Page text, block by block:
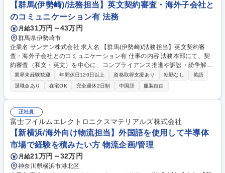
理 など 募集職種 [大阪]英語対応ヘルプデスク/英語力が活かせる！/SCSK
グループ/福利厚生◎
【群馬(伊勢崎)/法務担当】英文契約審査・海外子会社と
のコミュニケーション有 法務
月給31万円～43万円
群馬県伊勢崎市
企業名 サンデン株式会社 求人名 【群馬(伊勢崎)/法務担当】英文契約審
査・海外子会社とのコミュニケーション有 仕事の内容 法務本部にて、契
約審査（和文・英文）を中心に、コンプライアンス推進や訴訟・紛争解決
対応などの法務実務全般をお任せします。海外子会社とのコミュニケーシ
ョンや国際法務で活躍できる環境です。 【詳細】(1)契約審査：和文およ
び英文の契約書作成（業務の8割、英文契約審査は月10件程度が目安） (2)
コンプライアンス：資料作成、研修活動（業務の1割） (3)訴訟・紛争：弁
護士への対応など解決に向けた対応（業務の1割） (4)その他法律関連業務
【業務の魅力】グローバル企業のため、海外子会社とのコミュニケーショ
ンなど国際法務の経験を積み、法的能力の向上が可能です。 募集職種
【群馬(伊勢崎)/法務担当】英文契約審査・海外子会社とのコミュニケーシ
ョン有
業界未経験歓迎 年間休日120日以上 資格取得支援あり 転勤なし
英語
退職金あり
在宅OK 完全週休2日制 中国語 服装自由
正社員
富士フイルムエレクトロニクスマテリアルズ株式会社
【新横浜/海外向け物流担当】外国語を使用して半導体
市場で経験を積みたい方 物流企画/管理
月給21万円～32万円
神奈川県横浜市港北区